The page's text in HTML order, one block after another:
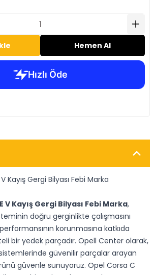
Hemen Al
Kayış Gergi Bilyası Febi Marka
V Kayış Gergi Bilyası Febi Marka,
doğru gerginlikte çalışmasını
korunmasına katkıda
bir yedek parçadır. Opell Center olarak,
güvenilir parçalar arayan
güvenle sunuyoruz. Opel Corsa C